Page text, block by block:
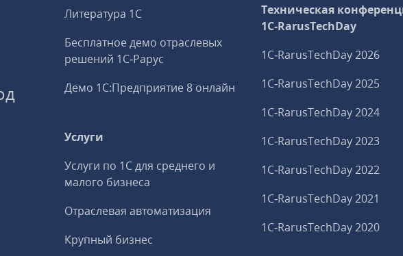
Литература 1С
Бесплатное демо отраслевых
решений 1С‑Рарус
Демо 1С:Предприятие 8 онлайн
Услуги
Услуги по 1С для среднего и
малого бизнеса
Отраслевая автоматизация
Крупный бизнес
Техническая
1C‑RarusTechDay
1C‑RarusTechDay 2026
1C‑RarusTechDay 2025
1C‑RarusTechDay 2024
1C‑RarusTechDay 2023
1C‑RarusTechDay 2022
1C‑RarusTechDay 2021
1C‑RarusTechDay 2020